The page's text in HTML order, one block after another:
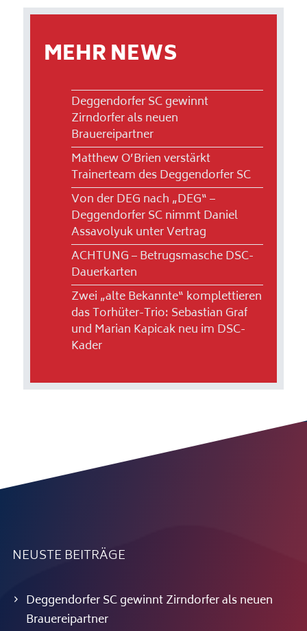
MEHR NEWS
Deggendorfer SC gewinnt
Zirndorfer als neuen
Brauereipartner
Matthew O’Brien verstärkt
Trainerteam des Deggendorfer SC
Von der DEG nach „DEG“ –
Deggendorfer SC nimmt Daniel
Assavolyuk unter Vertrag
ACHTUNG – Betrugsmasche DSC-
Dauerkarten
Zwei „alte Bekannte“ komplettieren
das Torhüter-Trio: Sebastian Graf
und Marian Kapicak neu im DSC-
Kader
NEUSTE BEITRÄGE
Deggendorfer SC gewinnt Zirndorfer als neuen
Brauereipartner